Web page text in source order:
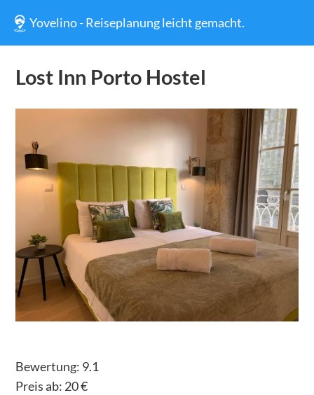
Yovelino - Reiseplanung leicht gemacht.
Lost Inn Porto Hostel
Bewertung: 9.1
Preis ab: 20€